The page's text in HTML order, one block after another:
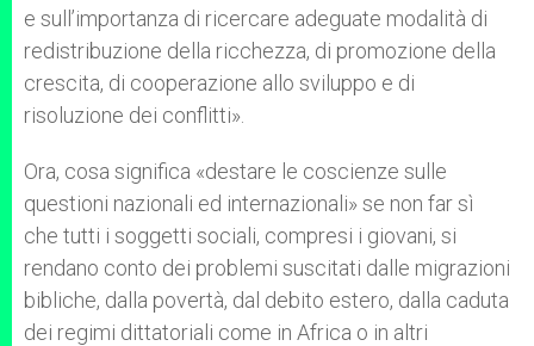
e sull’importanza di ricercare adeguate modalità di
redistribuzione della ricchezza, di promozione della
crescita, di cooperazione allo sviluppo e di
risoluzione dei conflitti».
Ora, cosa significa «destare le coscienze sulle
questioni nazionali ed internazionali» se non far sì
che tutti i soggetti sociali, compresi i giovani, si
rendano conto dei problemi suscitati dalle migrazioni
bibliche, dalla povertà, dal debito estero, dalla caduta
dei regimi dittatoriali come in Africa o in altri